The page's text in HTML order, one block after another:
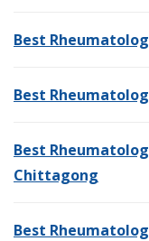
Best
Best
Best
Chittagong
Best